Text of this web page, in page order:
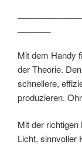
Mit dem Handy
der Theorie.
schnellere,
produzieren.
Mit der
Licht, sinnvoller